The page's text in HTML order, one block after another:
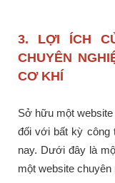
3. LỢI ÍCH
CHUYÊN
CƠ KHÍ
Sở hữu một
đối với bất kỳ công
nay. Dưới đây là
một website